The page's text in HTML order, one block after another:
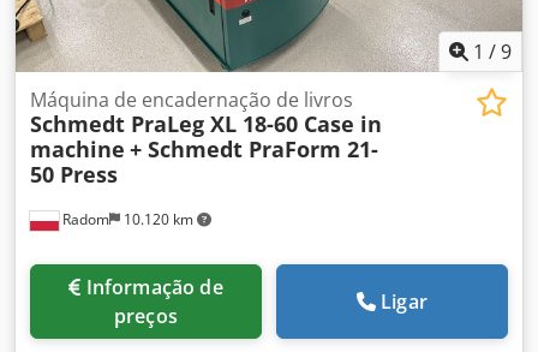
1 /9
Radom 10.120 km
Máquina de encadernação de livros
Schmedt PraLeg XL 18-60 Case in
machine + Schmedt PraForm 21-
50 Press
preços
Ligar